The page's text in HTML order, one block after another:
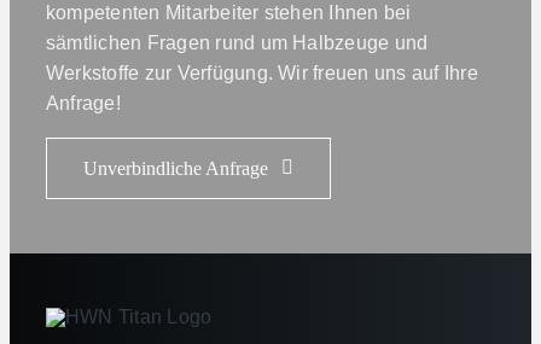
kompetenten Mitarbeiter stehen Ihnen bei
sämtlichen Fragen rund um Halbzeuge und
Werkstoffe zur Verfügung. Wir freuen uns auf Ihre
Anfrage!
Unverbindliche Anfrage